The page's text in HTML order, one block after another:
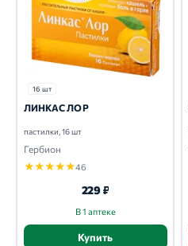
16 шт
ЛИНКАС ЛОР
пастилки, 16 шт
Гербион
★★★★★46
229 ₽
В 1 аптеке
Купить